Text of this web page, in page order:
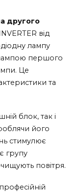
другого
від
лампу
першого
Це
та
блок, так і
його
стимулює
групу
повітря.